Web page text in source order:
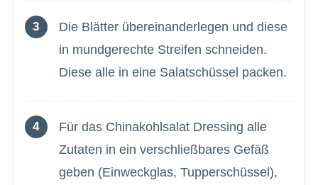
Die Blätter übereinanderlegen und diese
in mundgerechte Streifen schneiden.
Diese alle in eine Salatschüssel packen.
Für das Chinakohlsalat Dressing alle
Zutaten in ein verschließbares Gefäß
geben (Einweckglas, Tupperschüssel),